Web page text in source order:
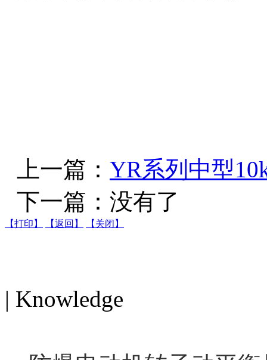
上一篇： YR系列中型
下一篇：没有了
【打印】 【返回】 【关闭】
| Knowledge